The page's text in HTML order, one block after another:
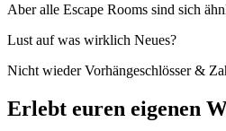
Aber alle Escape Rooms sind sich
Lust auf was wirklich Neues?
Nicht wieder Vorhängeschlösser &
Erlebt euren eigenen